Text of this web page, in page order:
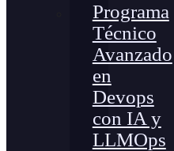
Programa
Técnico
Avanzado
en
Devops
con IA y
LLMOps